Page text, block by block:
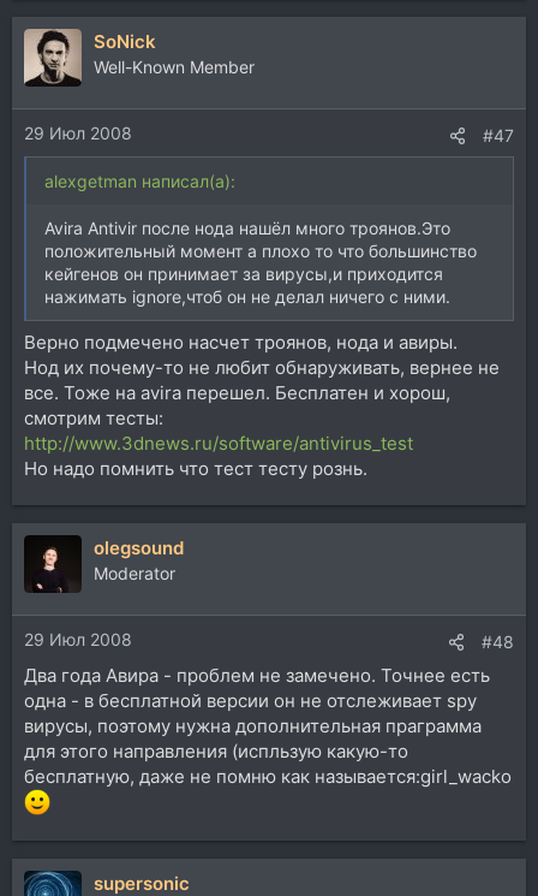
SoNick
Well-Known Member
29 Июл 2008 #47
alexgetman написал(а):
Avira Antivir после нода нашёл много троянов.Это
положительный момент а плохо то что большинство
кейгенов он принимает за вирусы,и приходится
нажимать ignore,чтоб он не делал ничего с ними.
Верно подмечено насчет троянов, нода и авиры.
Нод их почему-то не любит обнаруживать, вернее не
все. Тоже на avira перешел. Бесплатен и хорош,
смотрим тесты:
http://www.3dnews.ru/software/antivirus_test
Но надо помнить что тест тесту рознь.
olegsound
Moderator
29 Июл 2008 #48
Два года Авира - проблем не замечено. Точнее есть
одна - в бесплатной версии он не отслеживает spy
вирусы, поэтому нужна дополнительная праграмма
для этого направления (испльзую какую-то
бесплатную, даже не помню как называется:girl_wacko
supersonic